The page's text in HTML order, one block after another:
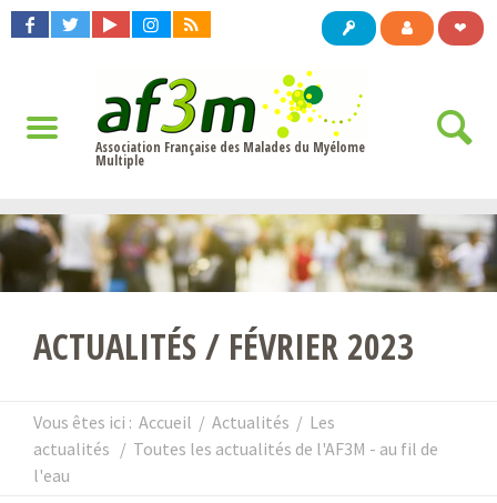
❤
Association Française des Malades du Myélome
Multiple
ACTUALITÉS / FÉVRIER 2023
Vous êtes ici : Accueil / Actualités / Les
actualités / Toutes les actualités de l'AF3M - au fil de
l'eau